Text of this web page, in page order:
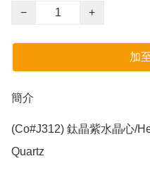
−
+
加
簡介
(Co#J312) 鈦晶紫水晶心/
Quartz